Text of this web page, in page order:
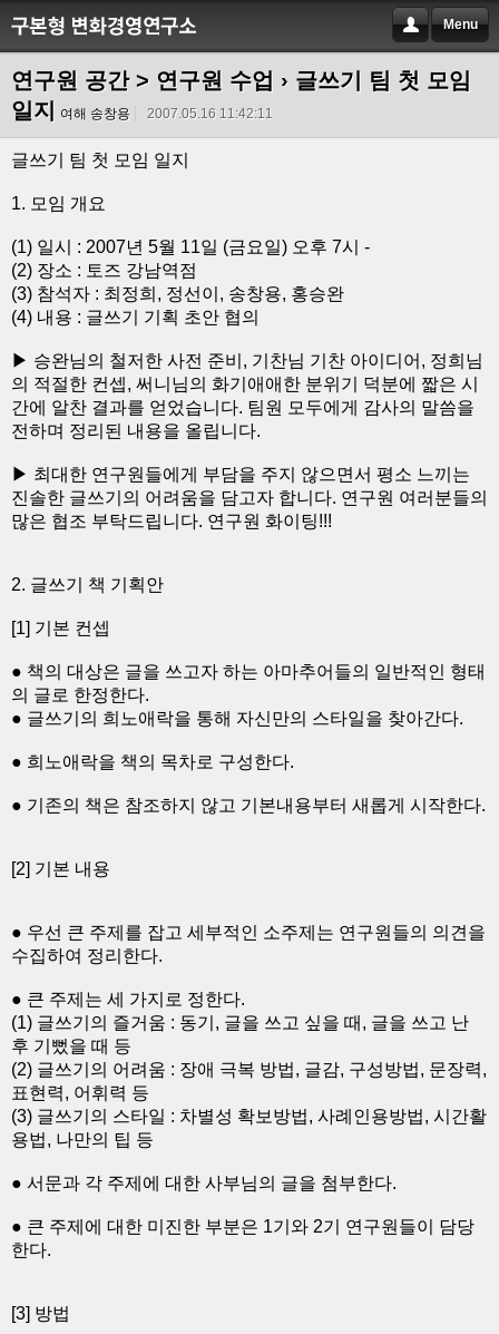
Menu
연구원 공간 > 연구원 수업 › 글쓰기 팀 첫 모임
일지
여해 송창용 2007.05.16 11:42:11
글쓰기 팀 첫 모임 일지
1. 모임 개요
(1) 일시 : 2007년 5월 11일 (금요일) 오후 7시 -
(2) 장소 : 토즈 강남역점
(3) 참석자 : 최정희, 정선이, 송창용, 홍승완
(4) 내용 : 글쓰기 기획 초안 협의
▶ 승완님의 철저한 사전 준비, 기찬님 기찬 아이디어, 정희님
의 적절한 컨셉, 써니님의 화기애애한 분위기 덕분에 짧은 시
간에 알찬 결과를 얻었습니다. 팀원 모두에게 감사의 말씀을
전하며 정리된 내용을 올립니다.
▶ 최대한 연구원들에게 부담을 주지 않으면서 평소 느끼는
진솔한 글쓰기의 어려움을 담고자 합니다. 연구원 여러분들의
많은 협조 부탁드립니다. 연구원 화이팅!!!
2. 글쓰기 책 기획안
[1] 기본 컨셉
● 책의 대상은 글을 쓰고자 하는 아마추어들의 일반적인 형태
의 글로 한정한다.
● 글쓰기의 희노애락을 통해 자신만의 스타일을 찾아간다.
● 희노애락을 책의 목차로 구성한다.
● 기존의 책은 참조하지 않고 기본내용부터 새롭게 시작한다.
[2] 기본 내용
● 우선 큰 주제를 잡고 세부적인 소주제는 연구원들의 의견을
수집하여 정리한다.
● 큰 주제는 세 가지로 정한다.
(1) 글쓰기의 즐거움 : 동기, 글을 쓰고 싶을 때, 글을 쓰고 난
후 기뻤을 때 등
(2) 글쓰기의 어려움 : 장애 극복 방법, 글감, 구성방법, 문장력,
표현력, 어휘력 등
(3) 글쓰기의 스타일 : 차별성 확보방법, 사례인용방법, 시간활
용법, 나만의 팁 등
● 서문과 각 주제에 대한 사부님의 글을 첨부한다.
● 큰 주제에 대한 미진한 부분은 1기와 2기 연구원들이 담당
한다.
[3] 방법